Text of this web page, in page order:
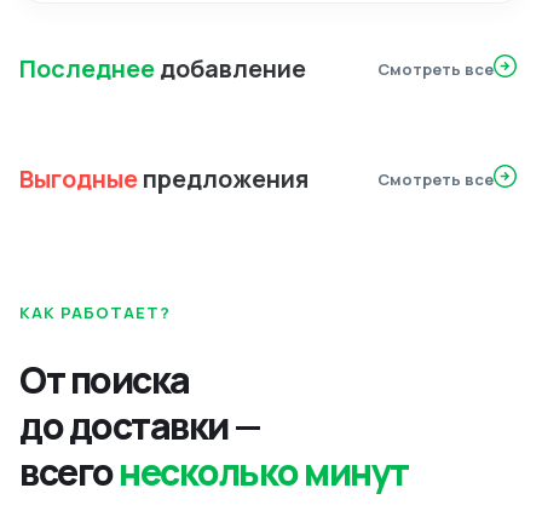
Последнеедобавление Смотреть все
Выгодныепредложения Смотреть все
КАК РАБОТАЕТ?
От поиска
до доставки —
всегонесколько минут